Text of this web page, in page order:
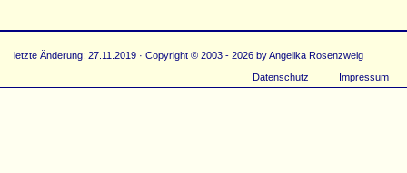
letzte Änderung: 27.11.2019 · Copyright © 2003 - 2026 by Angelika Rosenzweig
Datenschutz
Impressum